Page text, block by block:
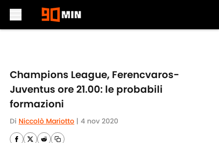
Champions League, Ferencvaros-
Juventus ore 21.00: le probabili
formazioni
Di Niccolò Mariotto | 4 nov 2020